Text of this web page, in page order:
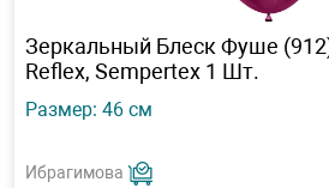
Зеркальный Блеск Фуше
Reflex, Sempertex 1 Шт.
Размер: 46 см
Ибрагимова